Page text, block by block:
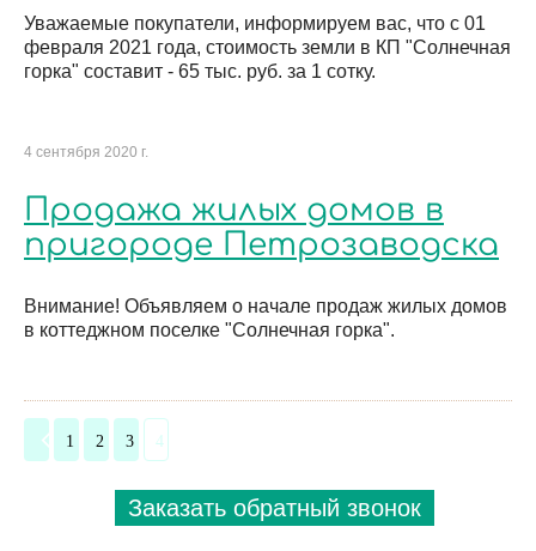
Уважаемые покупатели, информируем вас, что с 01
февраля 2021 года, стоимость земли в КП "Солнечная
горка" составит - 65 тыс. руб. за 1 сотку.
4 сентября 2020 г.
Продажа жилых домов в
пригороде Петрозаводска
Внимание! Объявляем о начале продаж жилых домов
в коттеджном поселке "Солнечная горка".
1 2 3 4
Заказать обратный звонок